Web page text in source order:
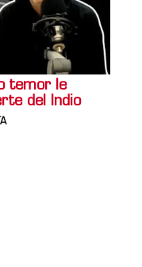
temor le
del Indio